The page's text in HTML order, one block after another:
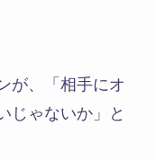
が、「相手にオ
じゃないか」と